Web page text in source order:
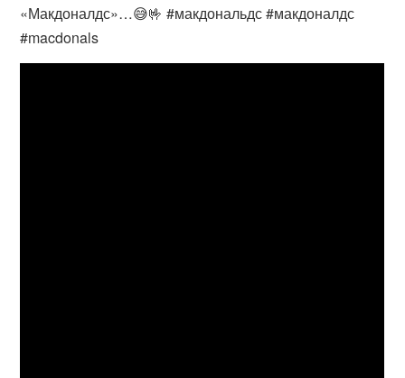
«Макдоналдс»…😅🤟 #макдональдс #макдоналдс
#macdonals